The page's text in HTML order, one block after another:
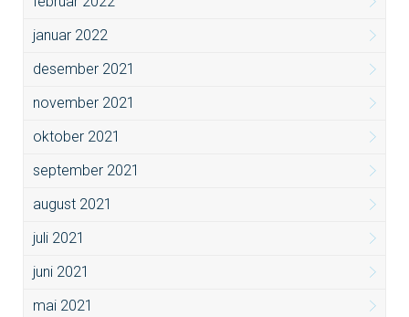
januar 2022
desember 2021
november 2021
oktober 2021
september 2021
august 2021
juli 2021
juni 2021
mai 2021